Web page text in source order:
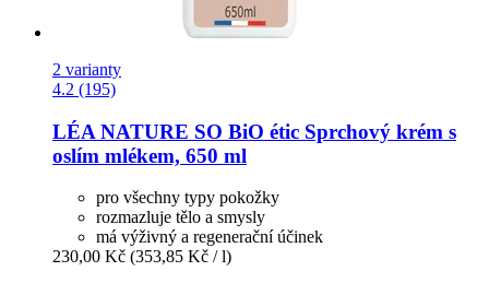
2 varianty
4.2 (195)
LÉA NATURE SO BiO étic Sprchový krém s
oslím mlékem, 650 ml
pro všechny typy pokožky
rozmazluje tělo a smysly
má výživný a regenerační účinek
230,00 Kč (353,85 Kč / l)